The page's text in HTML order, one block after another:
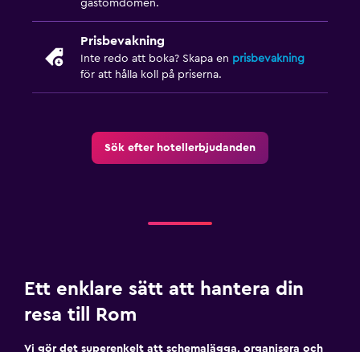
gästomdömen.
Prisbevakning
Inte redo att boka? Skapa en prisbevakning
för att hålla koll på priserna.
Sök efter hotellerbjudanden
Ett enklare sätt att hantera din
resa till Rom
Vi gör det superenkelt att schemalägga, organisera och